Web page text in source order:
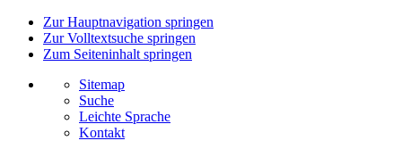
Zur Hauptnavigation springen
Zur Volltextsuche springen
Zum Seiteninhalt springen
Sitemap
Suche
Leichte Sprache
Kontakt